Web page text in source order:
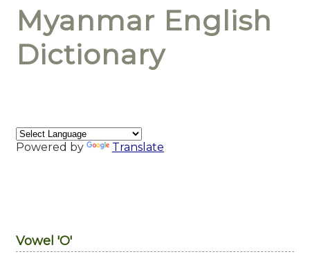
Myanmar English
Dictionary
Powered by Translate
Vowel 'O'